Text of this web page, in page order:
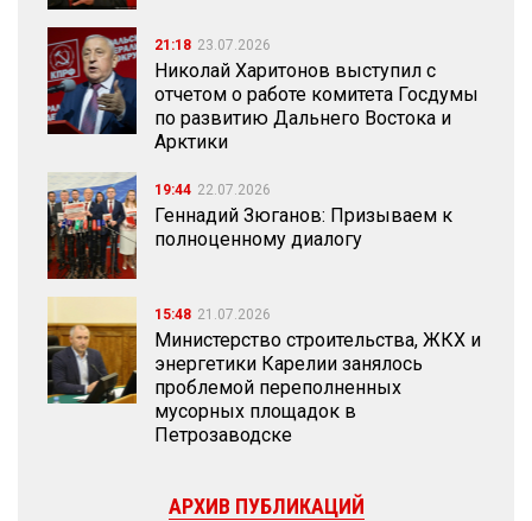
21:18 23.07.2026
Николай Харитонов выступил с
отчетом о работе комитета Госдумы
по развитию Дальнего Востока и
Арктики
19:44 22.07.2026
Геннадий Зюганов: Призываем к
полноценному диалогу
15:48 21.07.2026
Министерство строительства, ЖКХ и
энергетики Карелии занялось
проблемой переполненных
мусорных площадок в
Петрозаводске
АРХИВ ПУБЛИКАЦИЙ